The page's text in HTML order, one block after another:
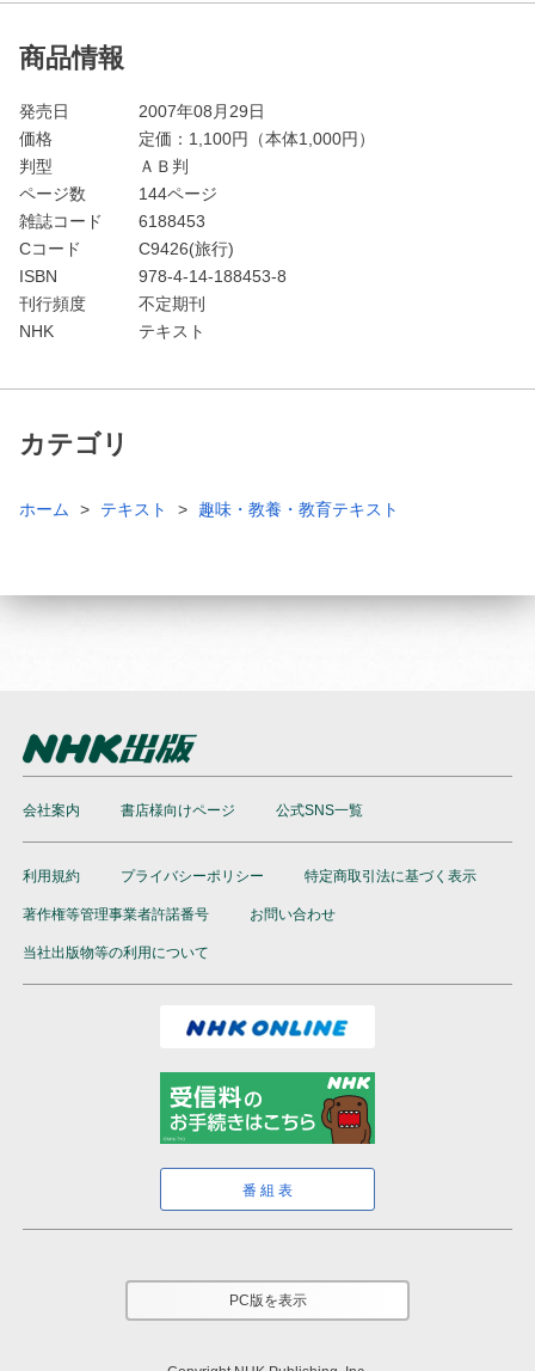
商品情報
発売日
2007年08月29日
価格
定価： 1,100円（本体1,000円）
判型
ＡＢ判
ページ数
144ページ
雑誌コード
6188453
Cコード
C9426(旅行)
ISBN
978-4-14-188453-8
刊行頻度
不定期刊
NHK
テキスト
カテゴリ
ホーム テキスト 趣味・教養・教育テキスト
会社案内 書店様向けページ 公式SNS一覧
利用規約 プライバシーポリシー 特定商取引法に基づく表示
著作権等管理事業者許諾番号 お問い合わせ
当社出版物等の利用について
番組表
PC版を表示